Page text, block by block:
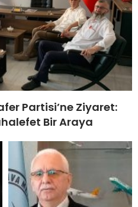
Partisi’ne Ziyaret:
Bir Araya